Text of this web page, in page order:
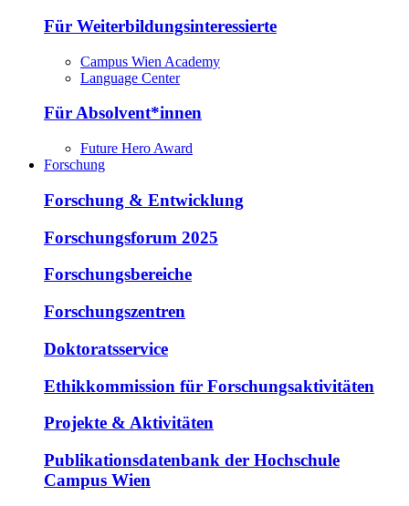
Für Weiterbildungsinteressierte
Campus Wien Academy
Language Center
Für Absolvent*innen
Future Hero Award
Forschung
Forschung & Entwicklung
Forschungsforum 2025
Forschungsbereiche
Forschungszentren
Doktoratsservice
Ethikkommission für Forschungsaktivitäten
Projekte & Aktivitäten
Publikationsdatenbank der Hochschule
Campus Wien